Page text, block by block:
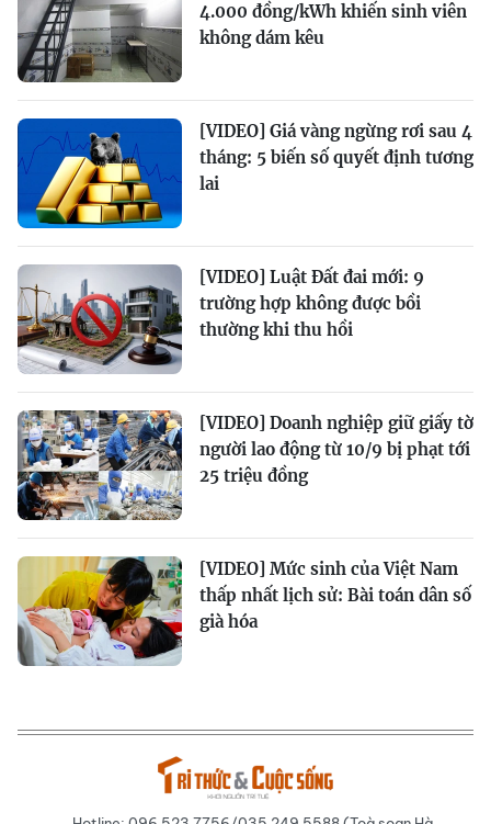
4.000 đồng/kWh khiến sinh viên
không dám kêu
[VIDEO] Giá vàng ngừng rơi sau 4
tháng: 5 biến số quyết định tương
lai
[VIDEO] Luật Đất đai mới: 9
trường hợp không được bồi
thường khi thu hồi
[VIDEO] Doanh nghiệp giữ giấy tờ
người lao động từ 10/9 bị phạt tới
25 triệu đồng
[VIDEO] Mức sinh của Việt Nam
thấp nhất lịch sử: Bài toán dân số
già hóa